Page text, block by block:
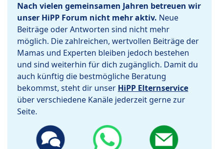
Nach vielen gemeinsamen Jahren betreuen wir
unser HiPP Forum nicht mehr aktiv. Neue
Beiträge oder Antworten sind nicht mehr
möglich. Die zahlreichen, wertvollen Beiträge der
Mamas und Experten bleiben jedoch bestehen
und sind weiterhin für dich zugänglich. Damit du
auch künftig die bestmögliche Beratung
bekommst, steht dir unser HiPP Elternservice
über verschiedene Kanäle jederzeit gerne zur
Seite.